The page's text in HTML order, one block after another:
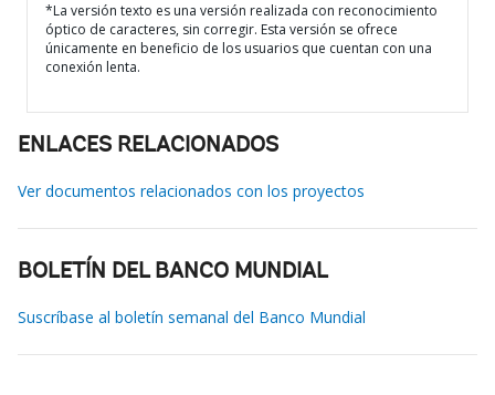
*La versión texto es una versión realizada con reconocimiento
óptico de caracteres, sin corregir. Esta versión se ofrece
únicamente en beneficio de los usuarios que cuentan con una
conexión lenta.
ENLACES RELACIONADOS
Ver documentos relacionados con los proyectos
BOLETÍN DEL BANCO MUNDIAL
Suscríbase al boletín semanal del Banco Mundial